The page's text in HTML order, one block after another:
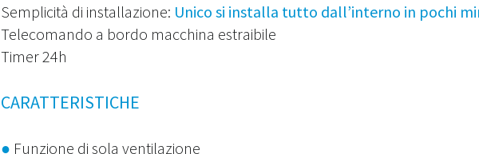
Semplicità di installazione: Unico si installa tutto dall’interno in pochi
Telecomando a bordo macchina estraibile
Timer 24h
CARATTERISTICHE
● Funzione di sola ventilazione